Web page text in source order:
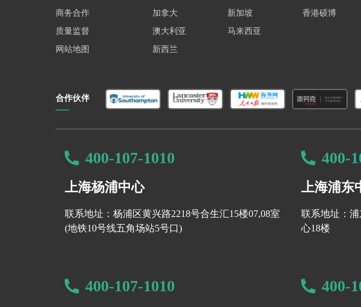
商务合作
质量监督
网站地图
加拿大
澳大利亚
新西兰
新加坡
马来西亚
香港硕博
合作伙伴
400-107-1010
上海杨浦中心
联系地址：杨浦区黄兴路2218号合生汇15楼07,08室
(地铁10号线五角场站5号口)
400-
上海浦东
联系地址：
心18楼
400-107-1010 400-